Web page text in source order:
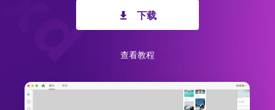
下载
查看教程